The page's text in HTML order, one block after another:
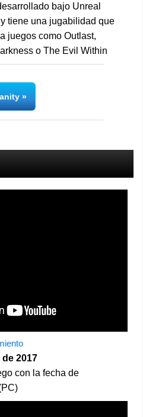
bajo Unreal
tiene una jugabilidad que
juegos como Outlast,
o The Evil Within
2017
con la fecha de